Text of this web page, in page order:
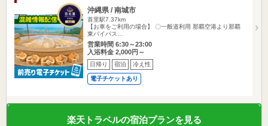
沖縄県 / 南城市
首里駅7.37km
【お車をご利用の場合】 〇一般道利用 那覇空港より那覇
東バイパス…
営業時間 6:30～23:00
入浴料金 2,000円～
日帰り 宿泊 冷え性
電子チケットあり
楽天トラベルの宿泊プランを見る